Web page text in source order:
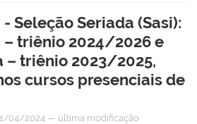
Seleção Seriada (Sasi):
– triênio 2024/2026 e
– triênio 2023/2025,
cursos presenciais de
04/2024 — última modificação